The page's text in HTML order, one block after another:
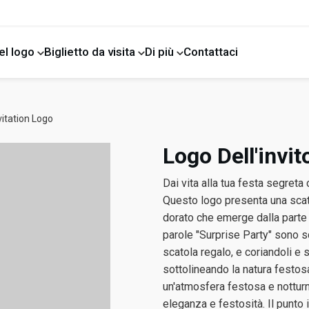
logo Biglietto da visita Di più Contattaci
Logo
Logo
Dai vita alla tua festa
Questo logo presenta una
dorato che emerge dalla
parole "Surprise Party" sono
scatola regalo, e coriandoli e
sottolineando la natura
un'atmosfera festosa e
eleganza e festosità. Il punto